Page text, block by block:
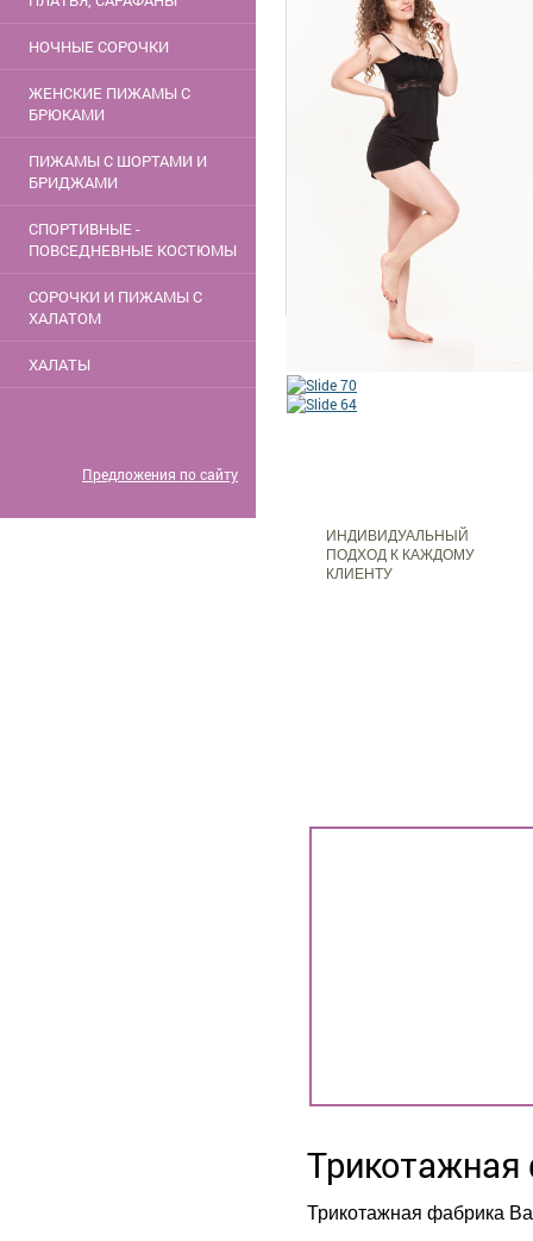
НОЧНЫЕ СОРОЧКИ
ЖЕНСКИЕ ПИЖАМЫ С
БРЮКАМИ
ПИЖАМЫ С ШОРТАМИ И
БРИДЖАМИ
СПОРТИВНЫЕ -
ПОВСЕДНЕВНЫЕ КОСТЮМЫ
СОРОЧКИ И ПИЖАМЫ С
ХАЛАТОМ
ХАЛАТЫ
Предложения по сайту
ИНДИВИДУАЛЬНЫЙ
ПОДХОД К КАЖДОМУ
КЛИЕНТУ
Трикотажная фабрика